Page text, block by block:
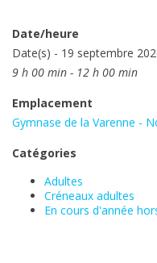
Date/heure
Date(s) - 19 septembre
9 h 00 min - 12 h 00 min
Emplacement
Gymnase de la Varenne -
Catégories
Adultes
Créneaux adultes
En cours d'année